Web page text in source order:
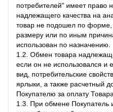
потребителей" имеет право
надлежащего качества на
товар не подошел по форме,
размеру или по иным
использован по назначению.
1.2. Обмен товара
если он не использовался и
вид, потребительские
ярлыки, а также расчетный
Покупателю за оплату Товара.
1.3. При обмене Покупатель